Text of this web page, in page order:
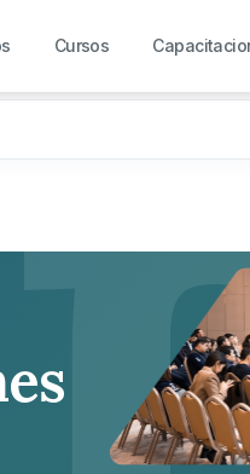
Cursos